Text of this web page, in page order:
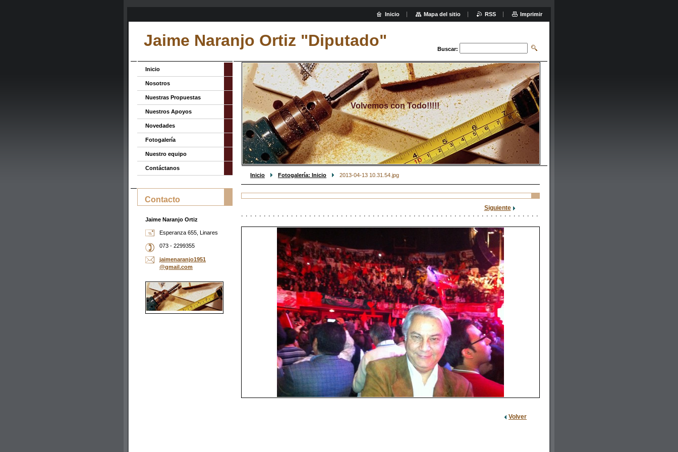
Jaime Naranjo Ortiz "Diputado" Buscar:
Volvemos con Todo!!!!!
Inicio Fotogalería: Inicio 2013-04-13 10.31.54.jpg
Siguiente
Volver
Inicio
Nosotros
Nuestras Propuestas
Nuestros Apoyos
Novedades
Fotogalería
Nuestro equipo
Contáctanos
Contacto
Jaime Naranjo Ortiz
Esperanza 655, Linares
073 - 2299355
jaimenaranjo1951
@gmail.com
Inicio Mapa del sitio RSS Imprimir